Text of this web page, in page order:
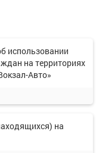
использовании
на территориях
Авто»
на